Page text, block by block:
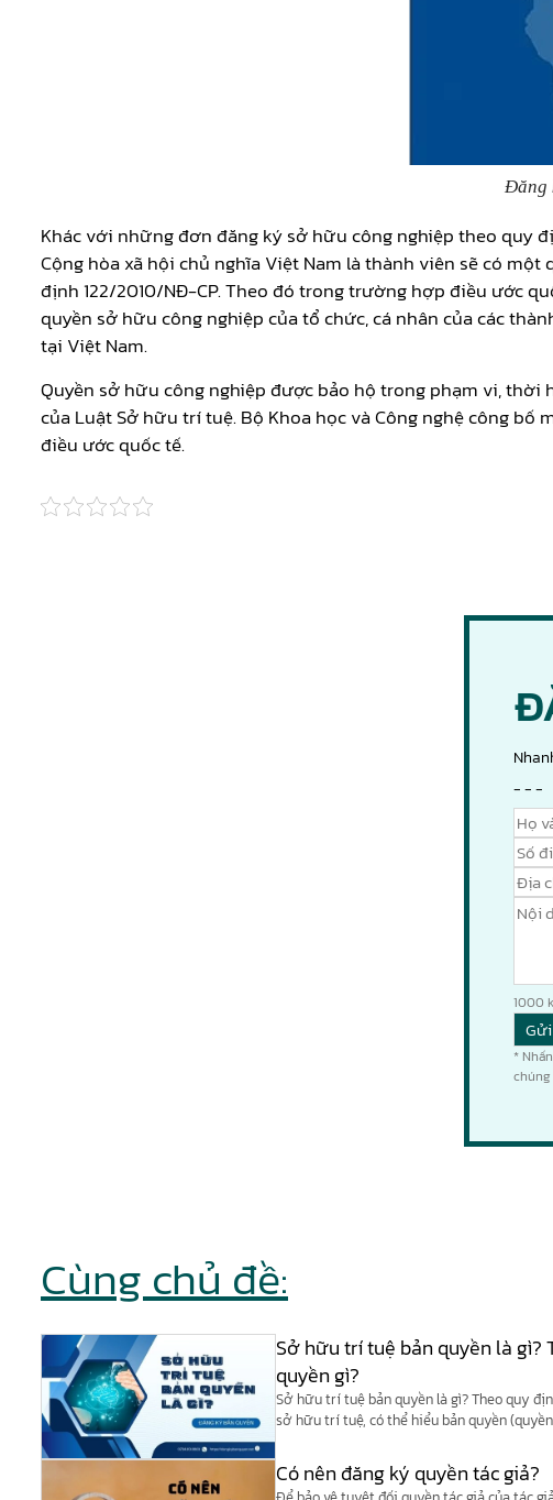
Đăng
Khác với những đơn đăng ký sở hữu công nghiệp theo quy
Cộng hòa xã hội chủ nghĩa Việt Nam là thành viên sẽ có
định 122/2010/NĐ-CP. Theo đó trong trường hợp điều ước
quyền sở hữu công nghiệp của tổ chức, cá nhân của các
tại Việt Nam.
Quyền sở hữu công nghiệp được bảo hộ trong phạm vi,
của Luật Sở hữu trí tuệ. Bộ Khoa học và Công nghệ công
điều ước quốc tế.
- - -
1000
*
Cùng chủ đề:
Sở hữu trí tuệ bản quyền là gì?
quyền gì?
Sở hữu trí tuệ bản quyền là gì? Theo quy
sở hữu trí tuệ, có thể hiểu bản quyền
Có nên đăng ký quyền tác giả?